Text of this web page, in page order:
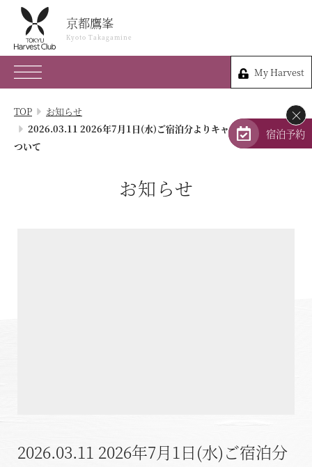
京都鷹峯
Kyoto Takagamine
My Harvest
京都鷹峯
Kyoto Takagamine
075-491-0109
京都府京都市北区衣笠鏡石町47
会員権のご案内
My Harvest
お知らせ
TOP
お知らせ
2026.03.11 2026年7月1日(水)ご宿泊分よりキャンセル料改定に
ついて
お知らせ
2026.03.11 2026年7月1日(水)ご宿泊分
×
宿泊予約